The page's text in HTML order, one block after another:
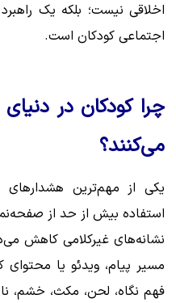
اخلاقی نیست؛ بلکه یک
اجتماعی کودکان است.
چرا کودکان در
می‌کنند؟
یکی از مهم‌ترین
استفاده بیش از حد از
نشانه‌های غیرکلامی کاهش
مسیر پیام، ویدئو یا
فهم نگاه، لحن، مکث، خشم،